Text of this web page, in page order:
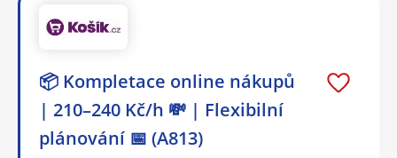
📦 Kompletace online nákupů
| 210–240 Kč/h 💸 | Flexibilní
plánování 📅 (A813)